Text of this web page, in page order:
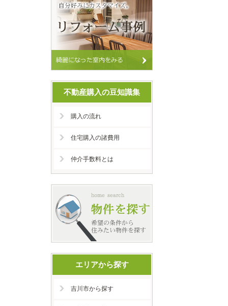
不動産購入の豆知識集
購入の流れ
住宅購入の諸費用
仲介手数料とは
エリアから探す
吉川市から探す